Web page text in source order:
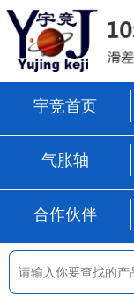
宇竞首页
气胀轴
合作伙伴